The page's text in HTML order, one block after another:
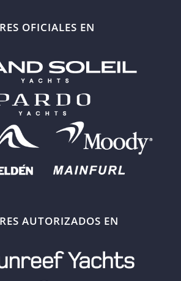
OFICIALES EN
AUTORIZADOS EN